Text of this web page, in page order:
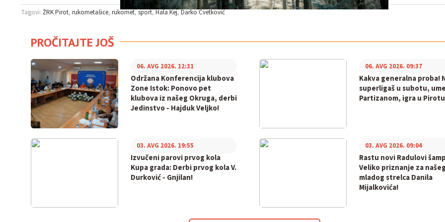
Tagovi: ŽRK Pirot rukometašice rukomet sport Hala Kej Darko Cvetković
PROČITAJTE JOŠ
Održana Konferencija klubova
Zone Istok: Ponovo pet
klubova iz našeg Okruga, derbi
Jedinstvo - Hajduk Veljko!
06. AVG 2026. 12:31
Kakva generalna proba!
superligaš u subotu,
Partizanom, igra u Pirotu
06. AVG 2026. 09:37
Izvučeni parovi prvog kola
Kupa grada: Derbi prvog kola V.
Durković - Gnjilan!
03. AVG 2026. 19:55
Rastu novi Radulovi
Veliko priznanje za našeg
mladog strelca Danila
Mijalkovića!
03. AVG 2026. 09:04